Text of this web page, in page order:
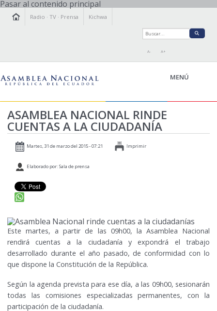
Pasar al contenido principal
Radio ·TV · Prensa Kichwa
A- A+
MENÚ
LA ASAMBLEA
LEGISLAMOS
TRANSPARENCIA
PARTICIPACIÓN
RELACIONES INTERNACIONALES
AGENDA
ASAMBLEA NACIONAL RINDE
CUENTAS A LA CIUDADANÍA
Martes, 31 de marzo del 2015 - 07:21 Imprimir
Elaborado por: Sala de prensa
Este martes, a partir de las 09h00, la Asamblea Nacional
rendirá cuentas a la ciudadanía y expondrá el trabajo
desarrollado durante el año pasado, de conformidad con lo
que dispone la Constitución de la República.
Según la agenda prevista para ese día, a las 09h00, sesionarán
todas las comisiones especializadas permanentes, con la
participación de la ciudadanía.